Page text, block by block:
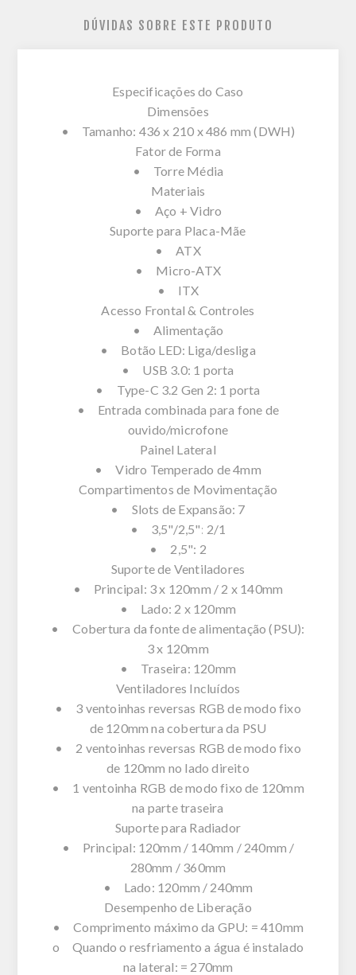
DÚVIDAS SOBRE ESTE PRODUTO
Especificações do Caso
Dimensões
• Tamanho: 436 x 210 x 486 mm (DWH)
Fator de Forma
• Torre Média
Materiais
• Aço + Vidro
Suporte para Placa-Mãe
• ATX
• Micro-ATX
• ITX
Acesso Frontal & Controles
• Alimentação
• Botão LED: Liga/desliga
• USB 3.0: 1 porta
• Type-C 3.2 Gen 2: 1 porta
• Entrada combinada para fone de
ouvido/microfone
Painel Lateral
• Vidro Temperado de 4mm
Compartimentos de Movimentação
• Slots de Expansão: 7
• 3,5"/2,5": 2/1
• 2,5": 2
Suporte de Ventiladores
• Principal: 3 x 120mm / 2 x 140mm
• Lado: 2 x 120mm
• Cobertura da fonte de alimentação (PSU):
3 x 120mm
• Traseira: 120mm
Ventiladores Incluídos
• 3 ventoinhas reversas RGB de modo fixo
de 120mm na cobertura da PSU
• 2 ventoinhas reversas RGB de modo fixo
de 120mm no lado direito
• 1 ventoinha RGB de modo fixo de 120mm
na parte traseira
Suporte para Radiador
• Principal: 120mm / 140mm / 240mm /
280mm / 360mm
• Lado: 120mm / 240mm
Desempenho de Liberação
• Comprimento máximo da GPU: = 410mm
o Quando o resfriamento a água é instalado
na lateral: = 270mm